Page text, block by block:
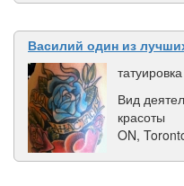
Василий один из
татуировка
Вид
красоты
ON,